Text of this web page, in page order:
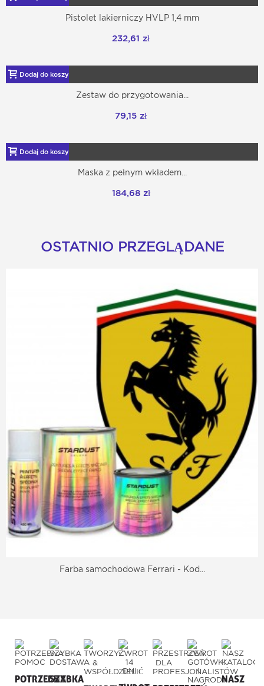
Pistolet lakierniczy HVLP 1,4 mm
232,61 zł
Dodaj do koszyka
Zestaw do przygotowania...
79,15 zł
Dodaj do koszyka
Maska z pełnym wkładem...
184,68 zł
OSTATNIO PRZEGLĄDANE
Farba samochodowa Ferrari - Kod...
POTRZEBNASZYBKA
NASZ